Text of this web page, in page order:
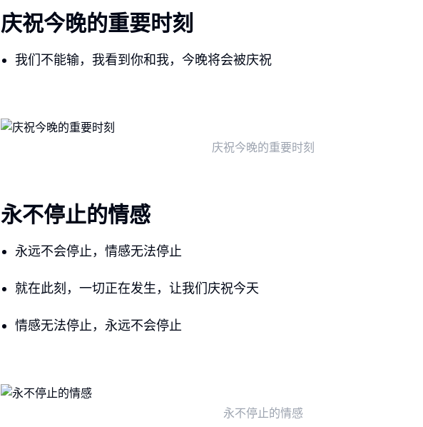
庆祝今晚的重要时刻
我们不能输，我看到你和我，今晚将会被庆祝
庆祝今晚的重要时刻
永不停止的情感
永远不会停止，情感无法停止
就在此刻，一切正在发生，让我们庆祝今天
情感无法停止，永远不会停止
永不停止的情感